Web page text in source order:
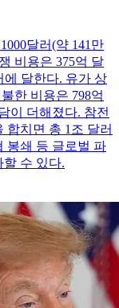
달러(약 141만
비용은 375억 달
에 달한다. 유가 상
한 비용은 798억
이 더해졌다. 참전
합치면 총 1조 달러
봉쇄 등 글로벌 파
수 있다.